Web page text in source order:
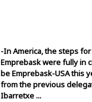
-In America, the steps
Emprebask were fully in
be Emprebask-USA this
from the previous
Ibarretxe ...